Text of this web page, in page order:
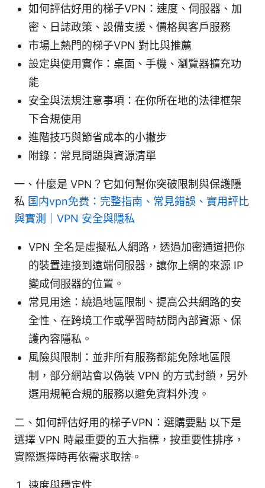
如何評估好用的梯子VPN：速度、伺服器、加
密、日誌政策、設備支援、價格與客戶服務
市場上熱門的梯子VPN 對比與推薦
設定與使用實作：桌面、手機、瀏覽器擴充功
能
安全與法規注意事項：在你所在地的法律框架
下合規使用
進階技巧與節省成本的小撇步
附錄：常見問題與資源清單
一、什麼是 VPN？它如何幫你突破限制與保護隱
私 国内vpn免费：完整指南、常見錯誤、實用評比
與實測｜VPN 安全與隱私
VPN 全名是虛擬私人網路，透過加密通道把你
的裝置連接到遠端伺服器，讓你上網的來源 IP
變成伺服器的位置。
常見用途：繞過地區限制、提高公共網路的安
全性、在跨境工作或學習時訪問內部資源、保
護內容隱私。
風險與限制：並非所有服務都能免除地區限
制，部分網站會以偽裝 VPN 的方式封鎖，另外
選用規範合規的服務以避免資料外洩。
二、如何評估好用的梯子VPN：選購要點 以下是
選擇 VPN 時最重要的五大指標，按重要性排序，
實際選擇時再依需求取捨。
速度與穩定性